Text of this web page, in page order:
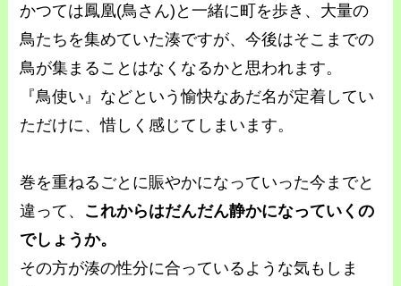
かつては鳳凰(鳥さん)と一緒に町を歩き、大量の
鳥たちを集めていた湊ですが、今後はそこまでの
鳥が集まることはなくなるかと思われます。
『鳥使い』などという愉快なあだ名が定着してい
ただけに、惜しく感じてしまいます。
巻を重ねるごとに賑やかになっていった今までと
違って、 これからはだんだん静かになっていくの
でしょうか。
その方が湊の性分に合っているような気もしま